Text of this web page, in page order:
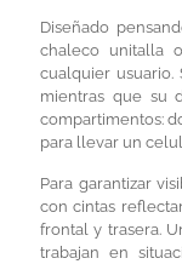
Diseñado
chaleco unitalla
cualquier
mientras que su
compartimentos:
para llevar un
Para garantizar
con cintas
frontal y trasera.
trabajan en